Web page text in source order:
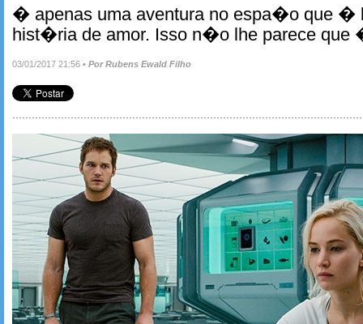
� apenas uma aventura no espa�o que �
hist�ria de amor. Isso n�o lhe parece que
03/01/2017 21:56 • Por Rubens Ewald Filho